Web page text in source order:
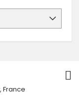
France